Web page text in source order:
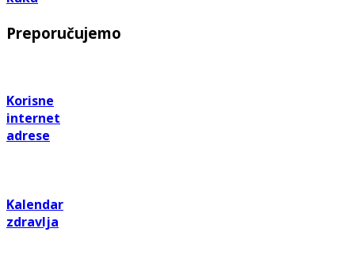
Preporučujemo
Korisne
internet
adrese
Kalendar
zdravlja